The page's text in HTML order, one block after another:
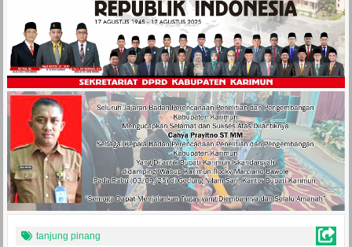
tanjung pinang